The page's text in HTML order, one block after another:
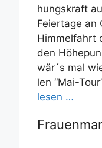
hungs­kraft
Fei­er­ta­ge an
Him­mel­fahrt
den
wär´s mal
len “Mai-
le­sen …